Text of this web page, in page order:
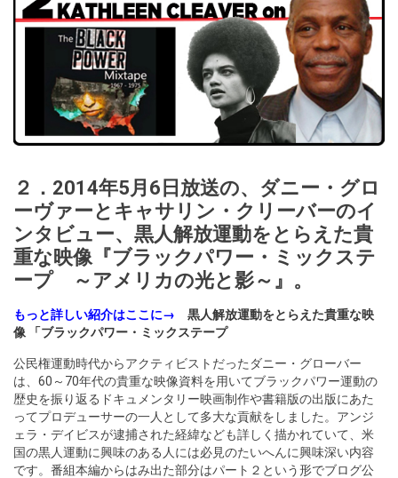
２．2014年5月6日放送の、ダニー・グロ
ーヴァーとキャサリン・クリーバーのイ
ンタビュー、黒人解放運動をとらえた貴
重な映像『ブラックパワー・ミックステ
ープ ～アメリカの光と影～』。
もっと詳しい紹介はここに→ 黒人解放運動をとらえた貴重な映
像 「ブラックパワー・ミックステープ
公民権運動時代からアクティビストだったダニー・グローバー
は、60～70年代の貴重な映像資料を用いてブラックパワー運動の
歴史を振り返るドキュメンタリー映画制作や書籍版の出版にあた
ってプロデューサーの一人として多大な貢献をしました。アンジ
ェラ・デイビスが逮捕された経緯なども詳しく描かれていて、米
国の黒人運動に興味のある人には必見のたいへんに興味深い内容
です。番組本編からはみ出た部分はパート２という形でブログ公